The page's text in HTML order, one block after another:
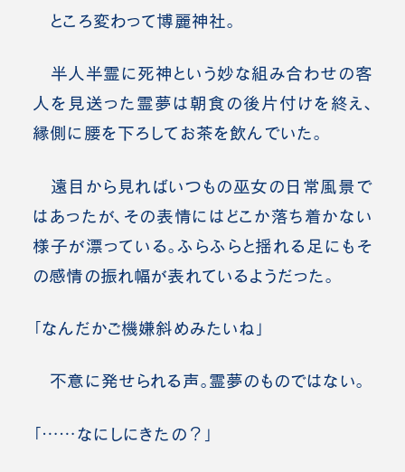
ところ変わって博麗神社。
半人半霊に死神という妙な組み合わせの客
人を見送った霊夢は朝食の後片付けを終え、
縁側に腰を下ろしてお茶を飲んでいた。
遠目から見ればいつもの巫女の日常風景で
はあったが、その表情にはどこか落ち着かない
様子が漂っている。ふらふらと揺れる足にもそ
の感情の振れ幅が表れているようだった。
「なんだかご機嫌斜めみたいね」
不意に発せられる声。霊夢のものではない。
「……なにしにきたの？」